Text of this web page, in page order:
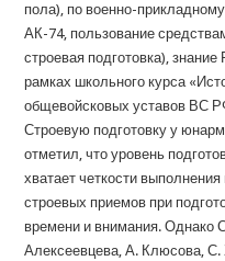
пола), по военно-
АК-74, пользование
строевая подготовка),
рамках школьного курса
общевойсковых уставов ВС
Строевую подготовку у
отметил, что уровень
хватает четкости
строевых приемов при
времени и внимания. Однако
Алексеевцева, А. Клюсова,